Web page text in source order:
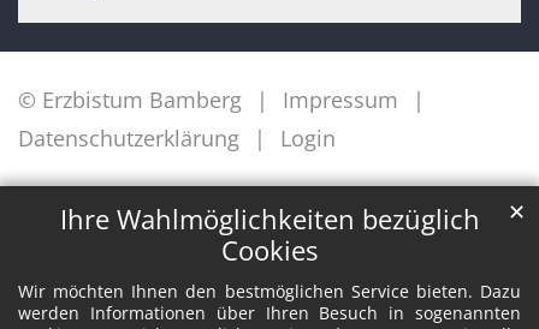
Ihre Wahlmöglichkeiten bezüglich
Cookies
Wir möchten Ihnen den bestmöglichen Service bieten. Dazu
werden Informationen über Ihren Besuch in sogenannten
✕
© Erzbistum Bamberg
Impressum
Datenschutzerklärung
Login